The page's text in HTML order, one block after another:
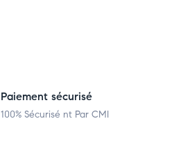
Paiement sécurisé
100% Sécurisé nt Par CMI